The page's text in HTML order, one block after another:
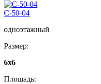
C-50-04
одноэтажный
Размер:
6х6
Площадь: